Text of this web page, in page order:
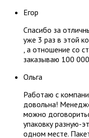
Егор
Спасибо за
уже 3 раз в этой
, а отношение со
заказываю 100
Ольга
Работаю с
довольна!
можно
упаковку разную-
одном месте.